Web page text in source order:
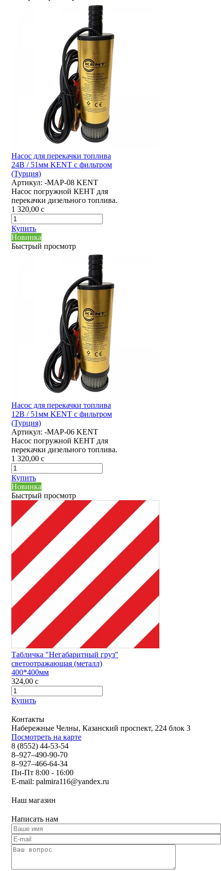
Насос для перекачки топлива
24В / 51мм KENT с фильтром
(Турция)
Артикул: -MAP-08 KENT
Насос погружной КЕНТ для
перекачки дизельного топлива.
1 320,00 c
Купить
Новинка
Быстрый просмотр
Насос для перекачки топлива
12В / 51мм KENT с фильтром
(Турция)
Артикул: -MAP-06 KENT
Насос погружной КЕНТ для
перекачки дизельного топлива.
1 320,00 c
Купить
Новинка
Быстрый просмотр
Табличка "Негабаритный груз"
светоотражающая (металл)
400*400мм
324,00 c
Купить
Контакты
Набережные Челны, Казанский проспект, 224 блок 3
Посмотреть на карте
8 (8552) 44-53-54
8–927–490-90-70
8–927–466-64-34
Пн-Пт 8:00 - 16:00
E-mail: palmira116@yandex.ru
Наш магазин
Написать нам